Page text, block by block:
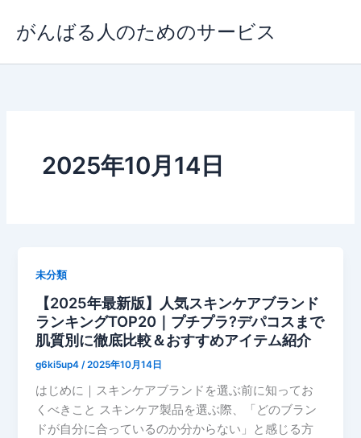
ス
がんばる人のためのサービス
2025年10月14日
未分類
【2025年最新版】人気スキンケアブランド
ランキングTOP20｜プチプラ?デパコスまで
肌質別に徹底比較＆おすすめアイテム紹介
g6ki5up4 /2025年10月14日
はじめに｜スキンケアブランドを選ぶ前に知ってお
くべきこと スキンケア製品を選ぶ際、「どのブラン
ドが自分に合っているのか分からない」と感じる方